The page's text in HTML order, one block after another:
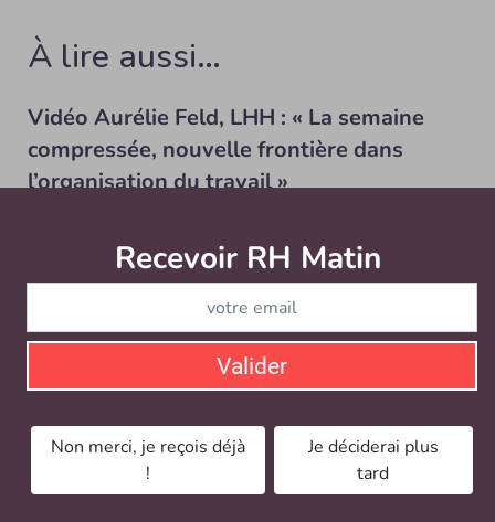
À lire aussi…
Vidéo Aurélie Feld, LHH : « La semaine
compressée, nouvelle frontière dans
l’organisation du travail »
Think RH 2023 par News Tank RH : avec cet entretien
vidéo, Aurélie Feld, Présidente de LHH, poursuit le...
Recevoir RH Matin
Valider
Non merci, je reçois déjà
!
Je déciderai plus
tard